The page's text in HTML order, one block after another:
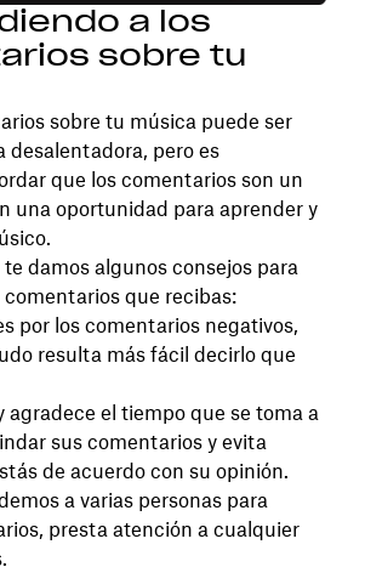
a los
sobre tu
sobre tu música puede ser
desalentadora, pero es
que los comentarios son un
una oportunidad para aprender y
damos algunos consejos para
comentarios que recibas:
por los comentarios negativos,
resulta más fácil decirlo que
agradece el tiempo que se toma a
sus comentarios y evita
de acuerdo con su opinión.
a varias personas para
presta atención a cualquier